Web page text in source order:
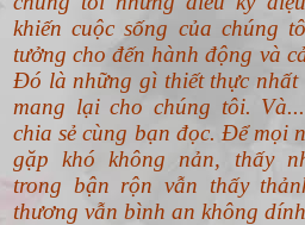
khiến cuộc sống của chúng
tưởng cho đến hành động và
Đó là những gì thiết thực nhất
mang lại cho chúng tôi.
chia sẻ cùng bạn đọc. Để mọi
gặp khó không nản, thấy
trong bận rộn vẫn thấy
thương vẫn bình an không